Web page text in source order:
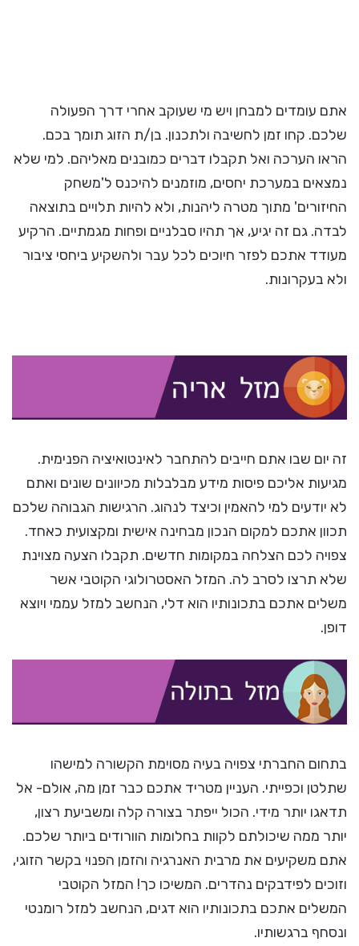
אתם עומדים למבחן ויש מי שעוקב אחרי דרך הפעולה
שלכם. קחו זמן לחשיבה ולתכנון. בן/ת הזוג תומך בכם.
הראו הערכה ואל תקבלו דברים כמובנים מאליהם. למי שלא
נמצאים במערכת יחסים, מוזמנים להיכנס ל'משחק
החיזורים' מתוך מטרה ליהנות, ולא להיות תלויים בתוצאה
לבדה. גם זה יגיע, אך תהיו סבלניים ופחות מגמתיים. הרקיע
מעודד אתכם לפזר חיוכים לכל עבר ולהשקיע ביחסי ציבור
ולא בעקרונות.
זה יום שבו אתם חייבים להתחבר לאינטואיציה הפנימית.
מגיעות אליכם פיסות מידע מבלבלות מכיוונים שונים ואתם
לא יודעים למי להאמין וכיצד לנהוג. הרגישות הגבוהה שלכם
תכוון אתכם למקום הנכון מבחינה אישית ומקצועית כאחד.
צפויה לכם הצלחה במקומות חדשים. תקבלו הצעה מצוינת
שלא תרצו לסרב לה. המזל האסטרולוגי הקוטבי אשר
משלים אתכם בתכונותיו הוא דלי, הנחשב למזל עממי ויוצא
דופן.
בתחום החברתי צפויה בעיה מסוימת הקשורה למישהו
שתלטן וכפייתי. העניין מטריד אתכם כבר זמן מה, אולם- אל
תדאגו יותר מידי. הכול ייפתר בצורה קלה ומשביעת רצון,
יותר ממה שיכולתם לקוות בחלומות הוורודים ביותר שלכם.
אתם משקיעים את מרבית האנרגיה והזמן הפנוי בקשר הזוגי,
וזוכים לפידבקים נהדרים. המשיכו כך! המזל הקוטבי
המשלים אתכם בתכונותיו הוא דגים, הנחשב למזל רומנטי
ונסחף ברגשותיו.